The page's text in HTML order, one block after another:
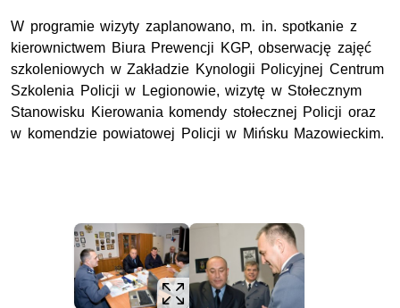
W programie wizyty zaplanowano, m. in. spotkanie z
kierownictwem Biura Prewencji KGP, obserwację zajęć
szkoleniowych w Zakładzie Kynologii Policyjnej Centrum
Szkolenia Policji w Legionowie, wizytę w Stołecznym
Stanowisku Kierowania komendy stołecznej Policji oraz
w komendzie powiatowej Policji w Mińsku Mazowieckim.